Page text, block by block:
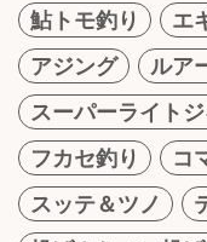
鮎トモ釣り
エ
アジング
ルア
スーパーライト
フカセ釣り
コ
スッテ＆ツノ